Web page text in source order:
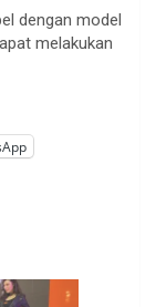
dengan model
melakukan